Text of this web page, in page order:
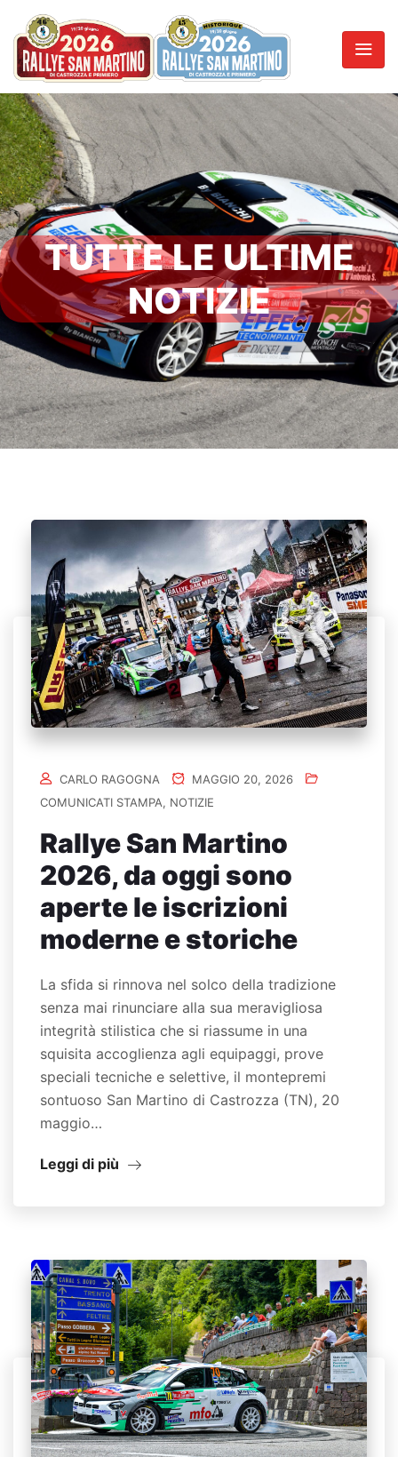
TUTTE LE ULTIME
NOTIZIE
CARLO RAGOGNA
MAGGIO 20, 2026
COMUNICATI STAMPA, NOTIZIE
Rallye San Martino
2026, da oggi sono
aperte le iscrizioni
moderne e storiche
La sfida si rinnova nel solco della tradizione
senza mai rinunciare alla sua meravigliosa
integrità stilistica che si riassume in una
squisita accoglienza agli equipaggi, prove
speciali tecniche e selettive, il montepremi
sontuoso San Martino di Castrozza (TN), 20
maggio…
Leggi di più